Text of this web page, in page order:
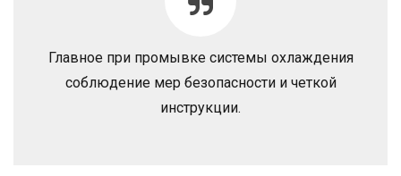
Главное при промывке системы охлаждения
соблюдение мер безопасности и четкой
инструкции.